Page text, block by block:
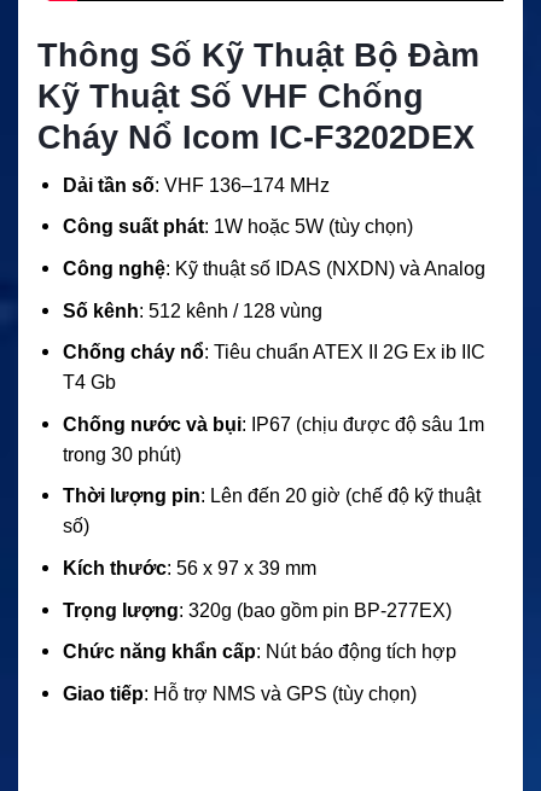
Thông Số Kỹ Thuật Bộ Đàm
Kỹ Thuật Số VHF Chống
Cháy Nổ Icom IC-F3202DEX
Dải tần số: VHF 136–174 MHz
Công suất phát: 1W hoặc 5W (tùy chọn)
Công nghệ: Kỹ thuật số IDAS (NXDN) và Analog
Số kênh: 512 kênh / 128 vùng
Chống cháy nổ: Tiêu chuẩn ATEX II 2G Ex ib IIC
T4 Gb
Chống nước và bụi: IP67 (chịu được độ sâu 1m
trong 30 phút)
Thời lượng pin: Lên đến 20 giờ (chế độ kỹ thuật
số)
Kích thước: 56 x 97 x 39 mm
Trọng lượng: 320g (bao gồm pin BP-277EX)
Chức năng khẩn cấp: Nút báo động tích hợp
Giao tiếp: Hỗ trợ NMS và GPS (tùy chọn)